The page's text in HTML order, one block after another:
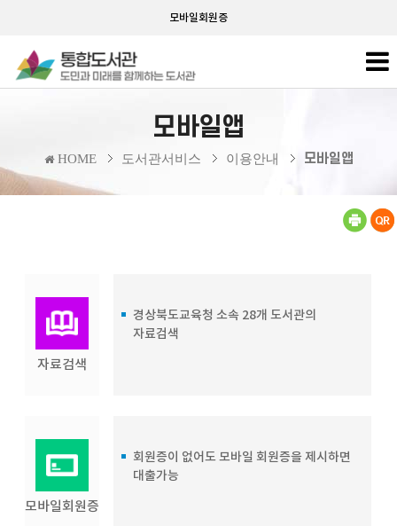
모바일회원증
모바일앱
HOME 도서관서비스 이용안내 모바일앱
자료검색
경상북도교육청 소속 28개 도서관의
자료검색
모바일회원증
회원증이 없어도 모바일 회원증을 제시하면
대출가능